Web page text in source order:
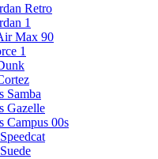
Retro
1
Max 90
1
Samba
Gazelle
Campus 00s